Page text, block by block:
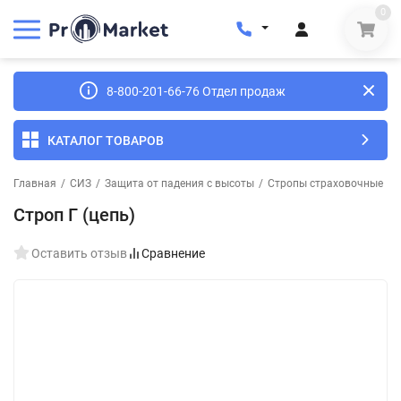
0
8-800-201-66-76 Отдел продаж
КАТАЛОГ ТОВАРОВ
Главная / СИЗ / Защита от падения с высоты / Стропы страховочные
Строп Г (цепь)
Оставить отзыв Сравнение